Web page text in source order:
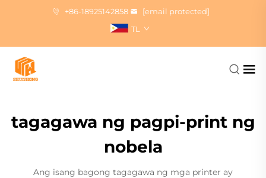
+86-18925142858
[email protected]
TL
tagagawa ng pagpi-print ng
nobela
Ang isang bagong tagagawa ng mga printer ay